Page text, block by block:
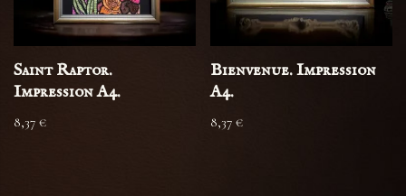
Saint Raptor.
Impression A4.
8,37 €
Bienvenue. Impression
A4.
8,37€